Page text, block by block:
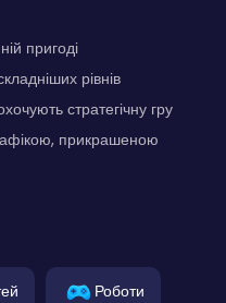
пригоді
рівнів
стратегічну гру
прикрашеною
Роботи